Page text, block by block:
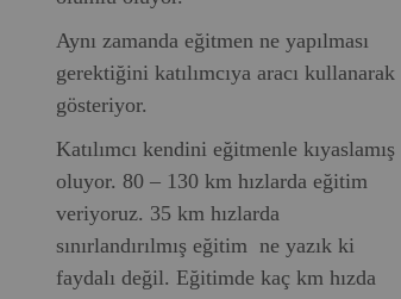
Aynı zamanda eğitmen ne yapılması
gerektiğini katılımcıya aracı kullanarak
gösteriyor.
Katılımcı kendini eğitmenle kıyaslamış
oluyor. 80 – 130 km hızlarda eğitim
veriyoruz. 35 km hızlarda
sınırlandırılmış eğitim ne yazık ki
faydalı değil. Eğitimde kaç km hızda